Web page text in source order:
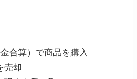
合算）で商品を購入
売却